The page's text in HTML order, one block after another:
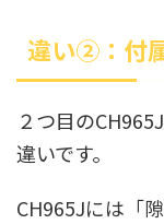
違い②：付
２つ目の
違いです。
CH965Jには「